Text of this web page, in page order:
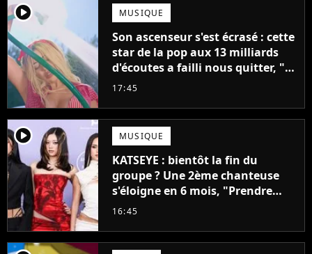
player2 MUSIQUE
Son ascenseur s'est écrasé : cette
star de la pop aux 13 milliards
d'écoutes a failli nous quitter, "Je
pensais ne plus jamais chanter"
17:45
player2 MUSIQUE
KATSEYE : bientôt la fin du
groupe ? Une 2ème chanteuse
s'éloigne en 6 mois, "Prendre
cette décision n’a pas été facile"
16:45